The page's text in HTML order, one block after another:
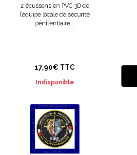
2 écussons en PVC 3D de
l’équipe locale de sécurité
pénitentiaire...
17,90€ TTC
Indisponible